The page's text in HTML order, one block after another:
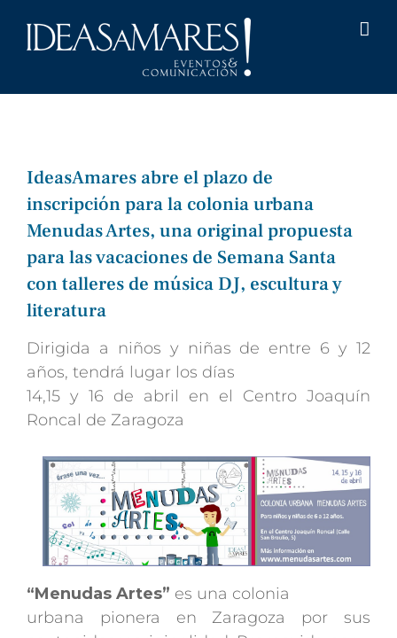
IdeasAmares abre el plazo de
inscripción para la colonia urbana
Menudas Artes, una original propuesta
para las vacaciones de Semana Santa
con talleres de música DJ, escultura y
literatura
Dirigida a niños y niñas de entre 6 y 12
años, tendrá lugar los días
14,15 y 16 de abril en el Centro Joaquín
Roncal de Zaragoza
“Menudas Artes” es una colonia
urbana pionera en Zaragoza por sus